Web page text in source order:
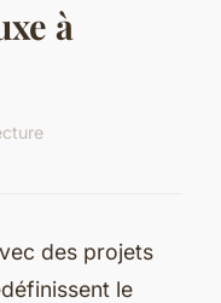
à
des projets
le